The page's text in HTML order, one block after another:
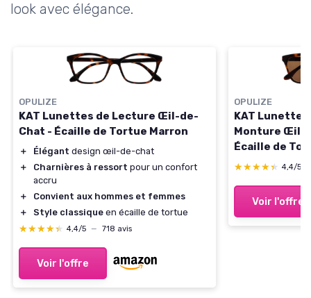
look avec élégance.
OPULIZE
KAT Lunettes de Lecture Œil-de-
Chat - Écaille de Tortue Marron
＋ Élégant design œil-de-chat
＋
Charnières à ressort pour un confort
accru
＋
Convient aux hommes et femmes
＋
Style classique en écaille de tortue
★★★★★
★★★★★ 4,4/5 — 718 avis
Voir l'offre
OPULIZE
KAT
Monture Œil-
Écaille de
pour
Pack - Écaille
★★★★★
★★★★★ 4,4/5
Voir l'offre